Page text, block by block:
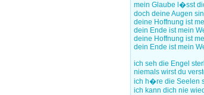
mein Glaube l�sst
doch deine Augen
deine Hoffnung ist
dein Ende ist mein
deine Hoffnung ist
dein Ende ist mein
ich seh die Engel
niemals wirst du
ich h�re die Seelen
ich kann dich nie